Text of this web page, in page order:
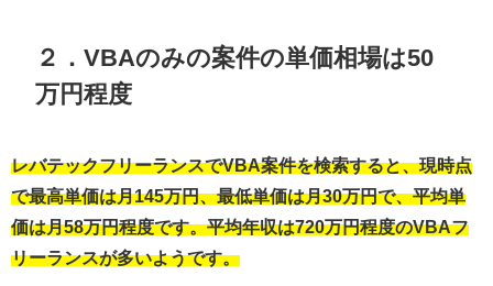
２．VBAのみの案件の単価相場は50
万円程度
レバテックフリーランスでVBA案件を検索すると、現時点
で最高単価は月145万円、最低単価は月30万円で、平均単
価は月58万円程度です。平均年収は720万円程度のVBAフ
リーランスが多いようです。